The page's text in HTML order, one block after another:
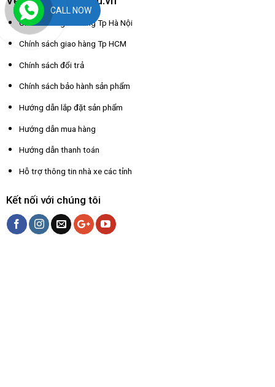
Chính sách giao hàng Tp Hà Nội
Chính sách giao hàng Tp HCM
Chính sách đổi trả
Chính sách bảo hành sản phẩm
Hướng dẫn lắp đặt sản phẩm
Hướng dẫn mua hàng
Hướng dẫn thanh toán
Hỗ trợ thông tin nhà xe các tỉnh
Kết nối với chúng tôi
CALL NOW